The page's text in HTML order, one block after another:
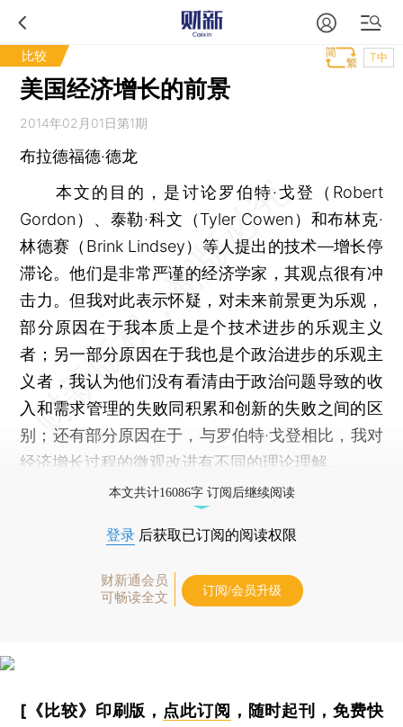
比较 T中
美国经济增长的前景
2014年02月01日第1期
布拉德福德·德龙
本文的目的，是讨论罗伯特·戈登（Robert
Gordon）、泰勒·科文（Tyler Cowen）和布林克·
林德赛（Brink Lindsey）等人提出的技术—增长停
滞论。他们是非常严谨的经济学家，其观点很有冲
击力。但我对此表示怀疑，对未来前景更为乐观，
部分原因在于我本质上是个技术进步的乐观主义
者；另一部分原因在于我也是个政治进步的乐观主
义者，我认为他们没有看清由于政治问题导致的收
入和需求管理的失败同积累和创新的失败之间的区
别；还有部分原因在于，与罗伯特·戈登相比，我对
经济增长过程的微观改进有不同的理论理解。
本文共计16086字 订阅后继续阅读
登录 后获取已订阅的阅读权限
财新通会员
可畅读全文
订阅/会员升级
[《比较》印刷版， 点此订阅 ，随时起刊，免费快